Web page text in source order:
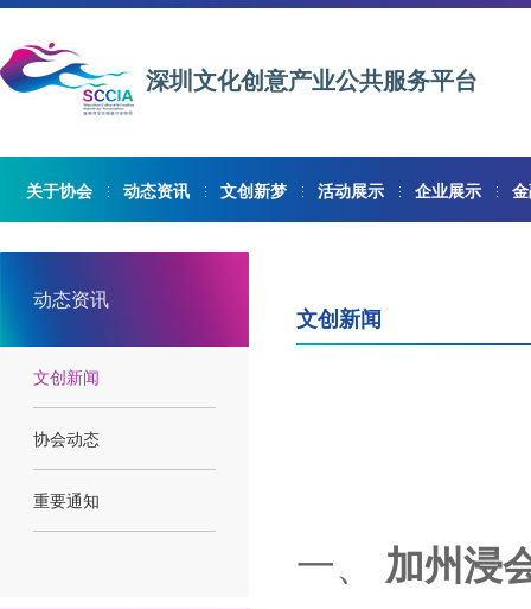
深圳文化创意产业公共服务平台
关于协会 动态资讯 文创新梦 活动展示 企业展示
动态资讯
文创新闻
协会动态
重要通知
文创新闻
一、 加州浸